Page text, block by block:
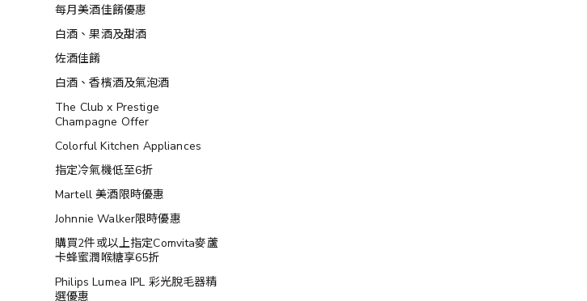
每月美酒佳餚優惠
白酒、果酒及甜酒
佐酒佳餚
白酒、香檳酒及氣泡酒
The Club x Prestige
Champagne Offer
Colorful Kitchen Appliances
指定冷氣機低至6折
Martell 美酒限時優惠
Johnnie Walker限時優惠
購買2件或以上指定Comvita麥蘆
卡蜂蜜潤喉糖享65折
Philips Lumea IPL 彩光脫毛器精
選優惠